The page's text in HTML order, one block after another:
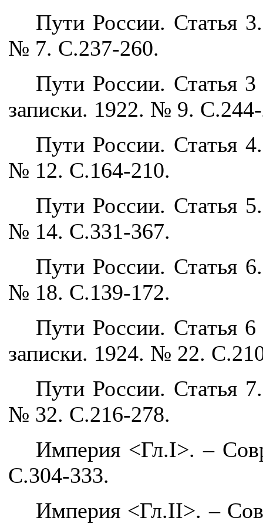
Пути России. Статья
№ 7. С.237-260.
Пути России. Статья
записки. 1922. № 9.
Пути России. Статья
№ 12. С.164-210.
Пути России. Статья
№ 14. С.331-367.
Пути России. Статья
№ 18. С.139-172.
Пути России. Статья
записки. 1924. № 22.
Пути России. Статья
№ 32. С.216-278.
Империя <Гл.I>. –
С.304-333.
Империя <Гл.II>. –